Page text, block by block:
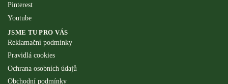
Pinterest
Youtube
JSME TU PRO VÁS
Reklamační podmínky
Pravidlá cookies
Ochrana osobních údajů
Obchodní podmínky